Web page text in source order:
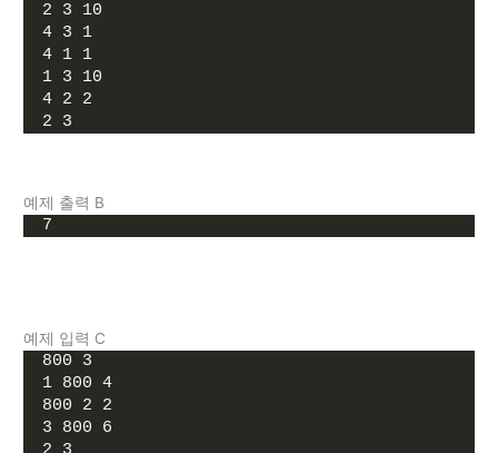
2 3 10
4 3 1
4 1 1
1 3 10
4 2 2
2 3
예제 출력 B
7
예제 입력 C
800 3
1 800 4
800 2 2
3 800 6